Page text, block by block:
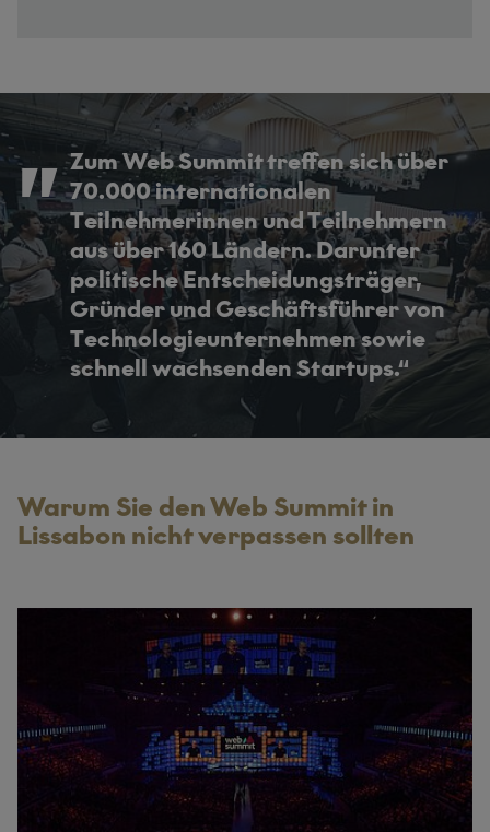
Zum Web Summit treffen sich über
70.000 internationalen
Teilnehmerinnen und Teilnehmern
aus über 160 Ländern. Darunter
politische Entscheidungsträger,
Gründer und Geschäftsführer von
Technologieunternehmen sowie
schnell wachsenden Startups.
Warum Sie den Web Summit in
Lissabon nicht verpassen sollten